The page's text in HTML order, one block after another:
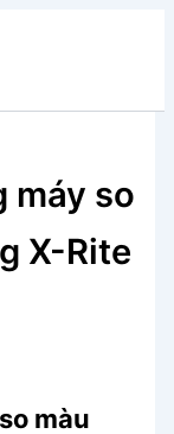
máy so
X-Rite
màu